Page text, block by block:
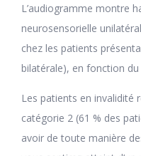
L’audiogramme montre
neurosensorielle
chez les patients
bilatérale), en fonction
Les patients en invalidité
catégorie 2 (61 % des
avoir de toute manière